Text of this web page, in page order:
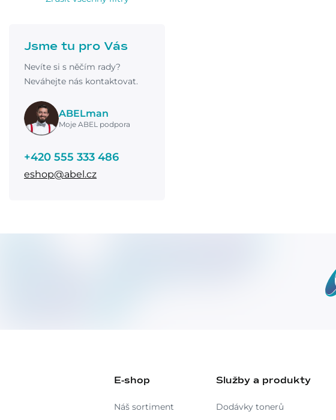
Jsme tu pro Vás
Nevíte si s něčím rady?
Neváhejte nás kontaktovat.
ABELman
Moje ABEL podpora
+420 555 333 486
eshop@abel.cz
E-shop
Náš sortiment
Služby a produkty
Dodávky tonerů